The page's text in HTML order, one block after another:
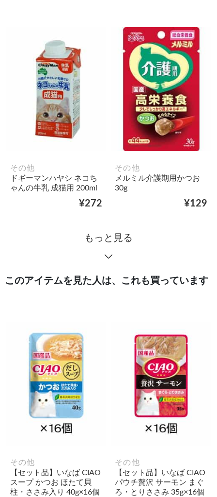
その他
ドギーマンハヤシ ネコち
ゃんの牛乳 成猫用 200ml
¥272
その他
メルミル介護期用かつお
30g
¥129
もっと見る
このアイテムを見た人は、これも買っています
その他
【セット品】いなば CIAO
スープ かつお ほたて貝
柱・ささみ入り 40g×16個
その他
【セット品】いなば CIAO
パウチ贅沢 サーモン まぐ
ろ・とりささみ 35g×16個